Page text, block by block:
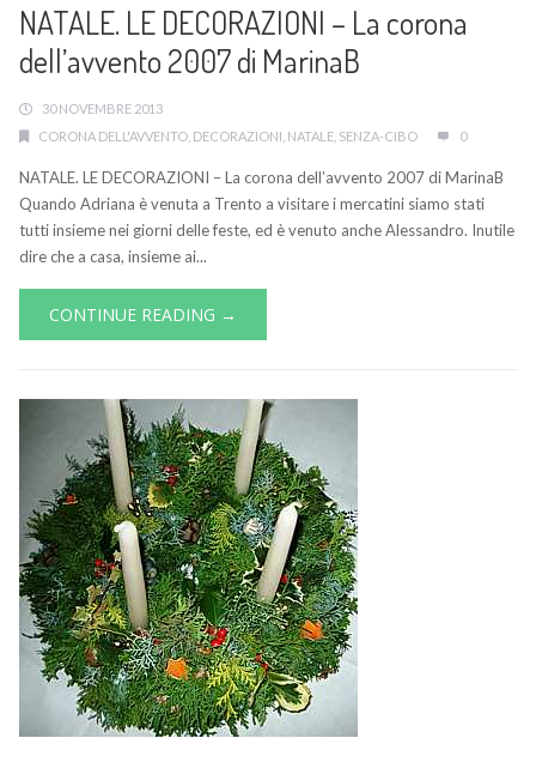
NATALE. LE DECORAZIONI – La corona
dell’avvento 2007 di MarinaB
30 NOVEMBRE 2013
CORONA DELL'AVVENTO DECORAZIONI NATALE SENZA-CIBO 0
NATALE. LE DECORAZIONI – La corona dell’avvento 2007 di MarinaB
Quando Adriana è venuta a Trento a visitare i mercatini siamo stati
tutti insieme nei giorni delle feste, ed è venuto anche Alessandro. Inutile
dire che a casa, insieme ai...
CONTINUE READING →